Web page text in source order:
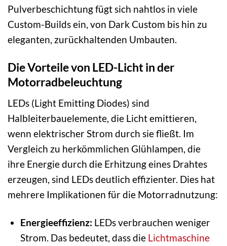
Pulverbeschichtung fügt sich nahtlos in viele
Custom-Builds ein, von Dark Custom bis hin zu
eleganten, zurückhaltenden Umbauten.
Die Vorteile von LED-Licht in der
Motorradbeleuchtung
LEDs (Light Emitting Diodes) sind
Halbleiterbauelemente, die Licht emittieren,
wenn elektrischer Strom durch sie fließt. Im
Vergleich zu herkömmlichen Glühlampen, die
ihre Energie durch die Erhitzung eines Drahtes
erzeugen, sind LEDs deutlich effizienter. Dies hat
mehrere Implikationen für die Motorradnutzung:
Energieeffizienz: LEDs verbrauchen weniger
Strom. Das bedeutet, dass die Lichtmaschine